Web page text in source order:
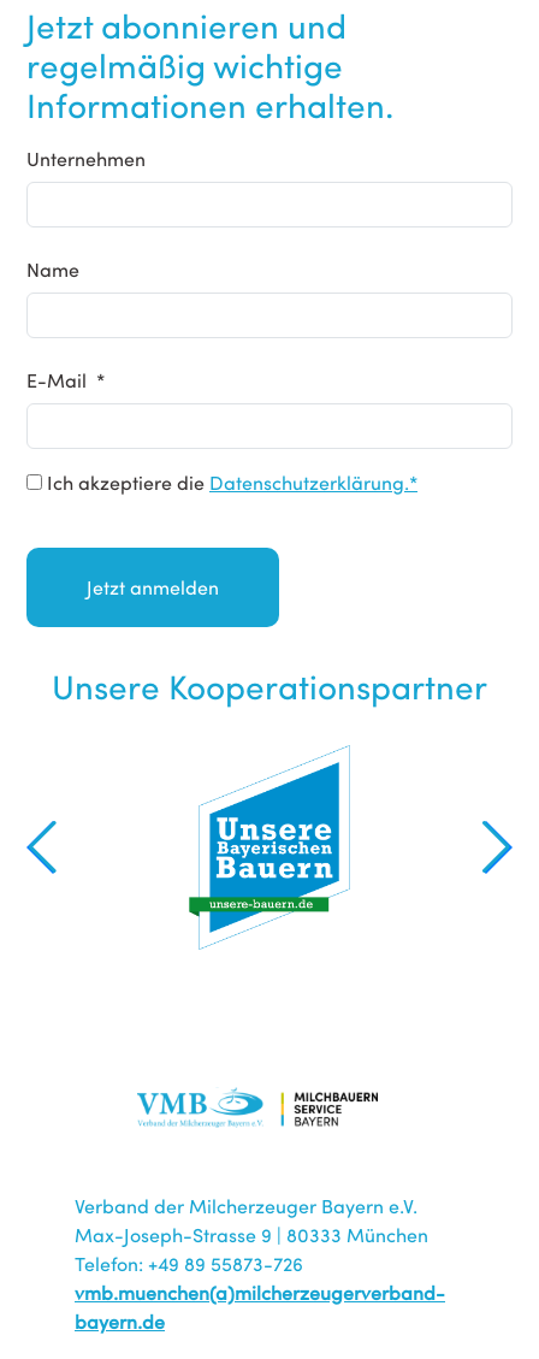
Jetzt abonnieren und
regelmäßig wichtige
Informationen erhalten.
Unternehmen
Name
E-Mail *
Ich akzeptiere die Datenschutzerklärung.*
Unsere Kooperationspartner
Verband der Milcherzeuger Bayern e.V.
Max-Joseph-Strasse 9 | 80333 München
Telefon: +49 89 55873-726
vmb.muenchen(a)milcherzeugerverband-
bayern.de